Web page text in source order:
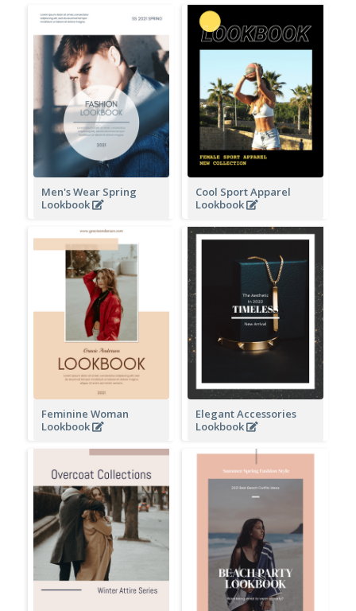
Men's Wear Spring
Lookbook
Feminine Woman
Lookbook
Cool Sport Apparel
Lookbook
Elegant Accessories
Lookbook